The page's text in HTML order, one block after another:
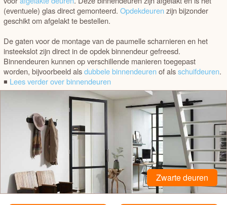
MERK
MATERIAAL
PRIJS
GLAS OF PANEELDEUR
SOORT GLAS
AANTAL RUITEN
(eventuele) glas direct gemonteerd. Opdekdeuren zijn bijzonder
geschikt om afgelakt te bestellen.
De gaten voor de montage van de paumelle scharnieren en het
insteekslot zijn direct in de opdek binnendeur gefreesd.
Binnendeuren kunnen op verschillende manieren toegepast
worden, bijvoorbeeld alsdubbele binnendeuren of alsschuifdeuren.
◾ Lees verder over binnendeuren
Zwarte deuren